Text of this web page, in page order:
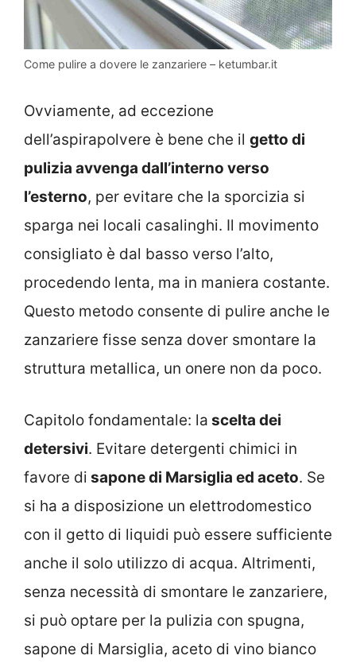
Come pulire a dovere le zanzariere – ketumbar.it
Ovviamente, ad eccezione
dell’aspirapolvere è bene che il getto di
pulizia avvenga dall’interno verso
l’esterno, per evitare che la sporcizia si
sparga nei locali casalinghi. Il movimento
consigliato è dal basso verso l’alto,
procedendo lenta, ma in maniera costante.
Questo metodo consente di pulire anche le
zanzariere fisse senza dover smontare la
struttura metallica, un onere non da poco.
Capitolo fondamentale: la scelta dei
detersivi. Evitare detergenti chimici in
favore di sapone di Marsiglia ed aceto. Se
si ha a disposizione un elettrodomestico
con il getto di liquidi può essere sufficiente
anche il solo utilizzo di acqua. Altrimenti,
senza necessità di smontare le zanzariere,
si può optare per la pulizia con spugna,
sapone di Marsiglia, aceto di vino bianco